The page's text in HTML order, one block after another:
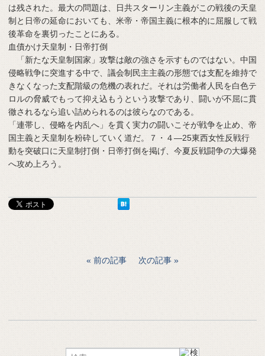
は残された。最大の問題は、日共スターリン主義がこの戦後の天皇
制と日帝の延命においても、米帝・帝国主義に根本的に屈服して戦
後革命を裏切ったことにある。
血債かけ天皇制・日帝打倒
「新たな天皇制国家」攻撃は敵の強さを示すものではない。中国
侵略戦争に突進する中で、議会制民主主義の形態では支配を維持で
きなくなった支配階級の危機の表れだ。それは労働者人民を白色テ
ロルの脅威でもって抑え込もうという攻撃であり、闘いが不屈に貫
徹されるなら追い詰められるのは彼らなのである。
「連帯し、侵略を内乱へ」を貫く実力の闘いこそが戦争を止め、帝
国主義と天皇制を粉砕していく道だ。７・４―25東西女性反戦行
動を突破口に天皇制打倒・日帝打倒を掲げ、今夏反戦闘争の大爆発
へ攻め上ろう。
前の記事 次の記事